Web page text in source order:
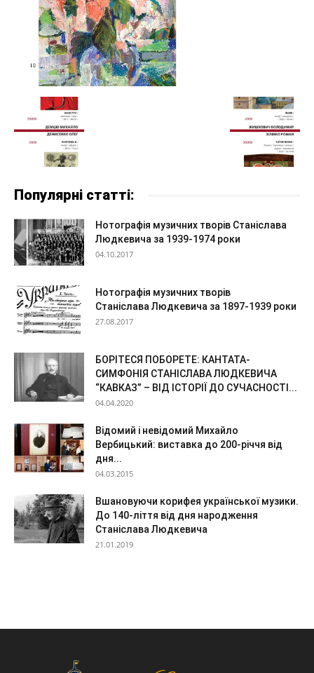
Популярні статті:
Нотографія музичних творів Станіслава
Людкевича за 1939-1974 роки
04.10.2017
Нотографія музичних творів
Станіслава Людкевича за 1897-1939 роки
27.08.2017
БОРІТЕСЯ ПОБОРЕТЕ: КАНТАТА-
СИМФОНІЯ СТАНІСЛАВА ЛЮДКЕВИЧА
“КАВКАЗ” – ВІД ІСТОРІЇ ДО СУЧАСНОСТІ...
04.04.2020
Відомий і невідомий Михайло
Вербицький: виставка до 200-річчя від
дня...
04.03.2015
Вшановуючи корифея української музики.
До 140-ліття від дня народження
Станіслава Людкевича
21.01.2019